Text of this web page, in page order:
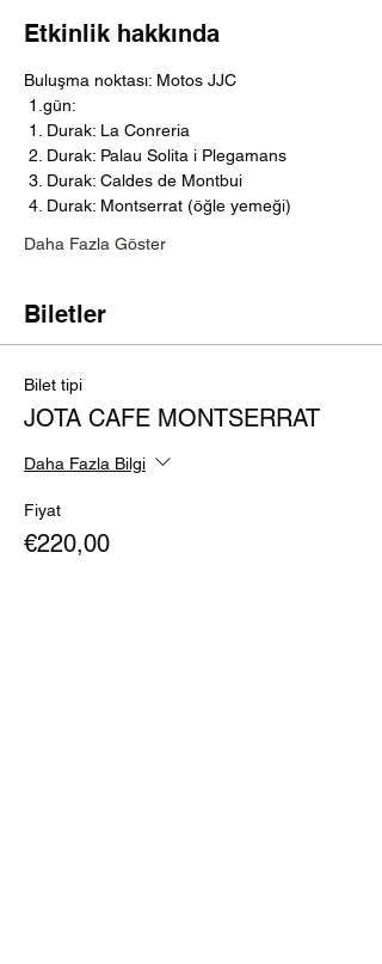
Etkinlik hakkında
Buluşma noktası: Motos JJC
1.gün:
1. Durak: La Conreria
2. Durak: Palau Solita i Plegamans
3. Durak: Caldes de Montbui
4. Durak: Montserrat (öğle yemeği)
Daha Fazla Göster
Biletler
Bilet tipi
JOTA CAFE MONTSERRAT
Daha Fazla Bilgi
Fiyat
€220,00